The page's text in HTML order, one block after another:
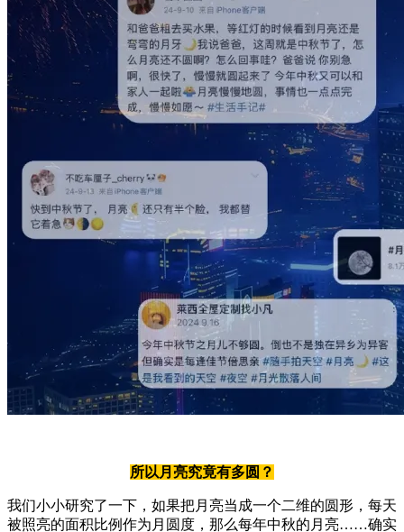
所以月亮究竟有多圆？
我们小小研究了一下，如果把月亮当成一个二维的圆形，每天
被照亮的面积比例作为月圆度，那么每年中秋的月亮……确实